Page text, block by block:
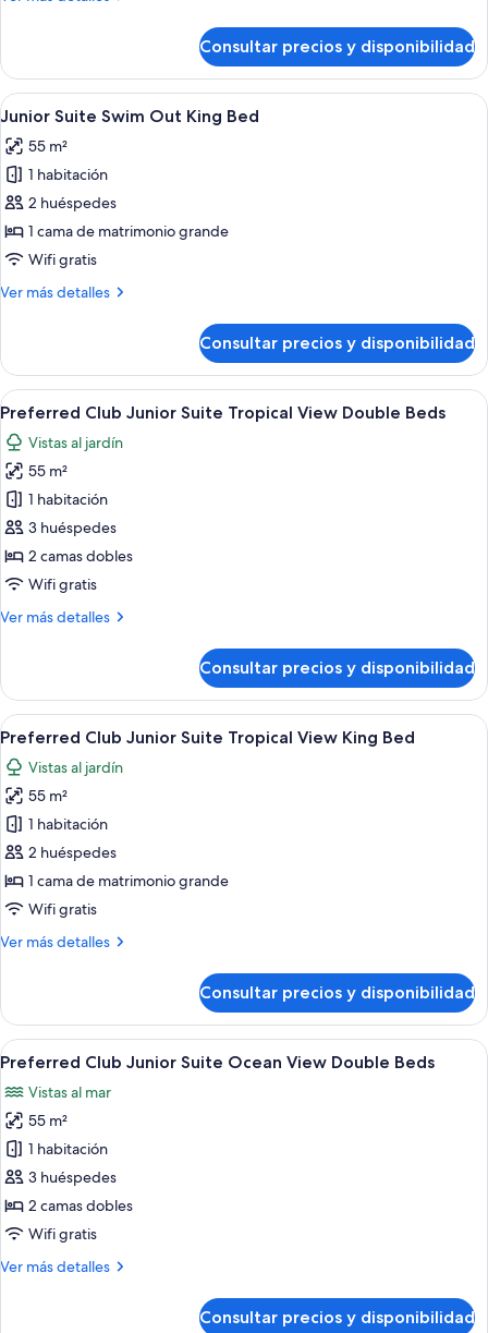
Out
Suite
Swim
Out
Beds
Consultar precios y disponibilidad
Abrir
todas
las
fotos
de
Junior
Suite
Out
Un área junto a la piscina con una
10
Junior Suite Swim Out King Bed
55 m²
1 habitación
2 huéspedes
1 cama de matrimonio grande
Wifi gratis
Ver más detalles
Más
Suite
Swim
Out
King
Bed
Consultar precios y disponibilidad
Abrir
todas
las
fotos
de
Preferred
Club
Junior
Tropical
Beds
Habitación de hotel con dos camas,
9
Preferred Club Junior Suite Tropical View Double Beds
Vistas al jardín
55 m²
1 habitación
3 huéspedes
2 camas dobles
Wifi gratis
Ver más detalles
Más
Club
Junior
Suite
Tropical
View
Double
Beds
Consultar precios y disponibilidad
Abrir
todas
las
fotos
de
Preferred
Club
Junior
Tropical
Bed
Habitación de hotel con cama, sofá,
9
Preferred Club Junior Suite Tropical View King Bed
Vistas al jardín
55 m²
1 habitación
2 huéspedes
1 cama de matrimonio grande
Wifi gratis
Ver más detalles
Más
Club
Junior
Suite
View
King
Bed
Consultar precios y disponibilidad
Abrir
todas
las
fotos
de
Preferred
Club
Junior
Ocean
Habitación de hotel con dos camas,
9
Preferred Club Junior Suite Ocean View Double Beds
Vistas al mar
55 m²
1 habitación
3 huéspedes
2 camas dobles
Wifi gratis
Ver más detalles
Más
Consultar precios y disponibilidad